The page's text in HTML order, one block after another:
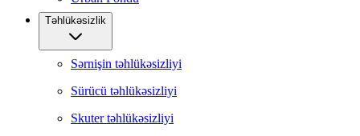
Təhlükəsizlik
Sərnişin təhlükəsizliyi
Sürücü təhlükəsizliyi
Skuter təhlükəsizliyi